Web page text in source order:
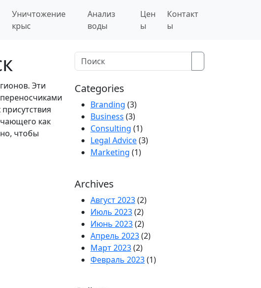
Уничтожение
крыс
Анализ
воды
Цен
ы
Контакт
ы
Эти
как
чтобы
Search
Categories
Branding (3)
Business (3)
Consulting (1)
Legal Advice(3)
Marketing (1)
Archives
Август 2023(2)
Июль 2023(2)
Июнь 2023(2)
Апрель 2023(2)
Март 2023(2)
Февраль 2023(1)